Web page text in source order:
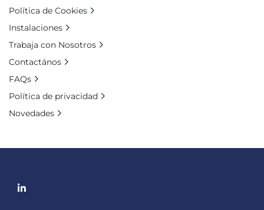
linkedin
Política de Cookies
Instalaciones
Trabaja con Nosotros
Contactános
FAQs
Política de privacidad
Novedades